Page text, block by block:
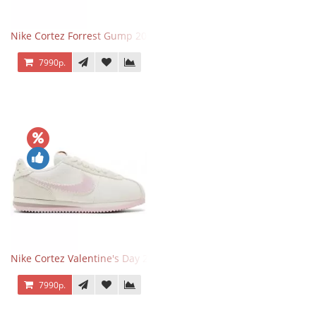
Nike Cortez Forrest Gump 2024
7990р.
Nike Cortez Valentine's Day 2025
7990р.